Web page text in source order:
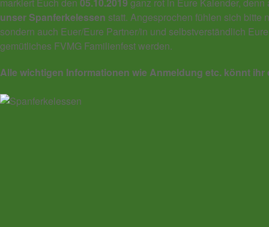
unser Spanferkelessen statt. Angesprochen fühlen sich bitte
sondern auch Euer/Eure Partner/in und selbstverständlich
gemütliches FVMG Familienfest werden.
Alle wichtigen Informationen wie Anmeldung etc. könnt